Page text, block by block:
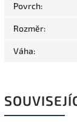
Povrch:
Rozměr:
Váha: